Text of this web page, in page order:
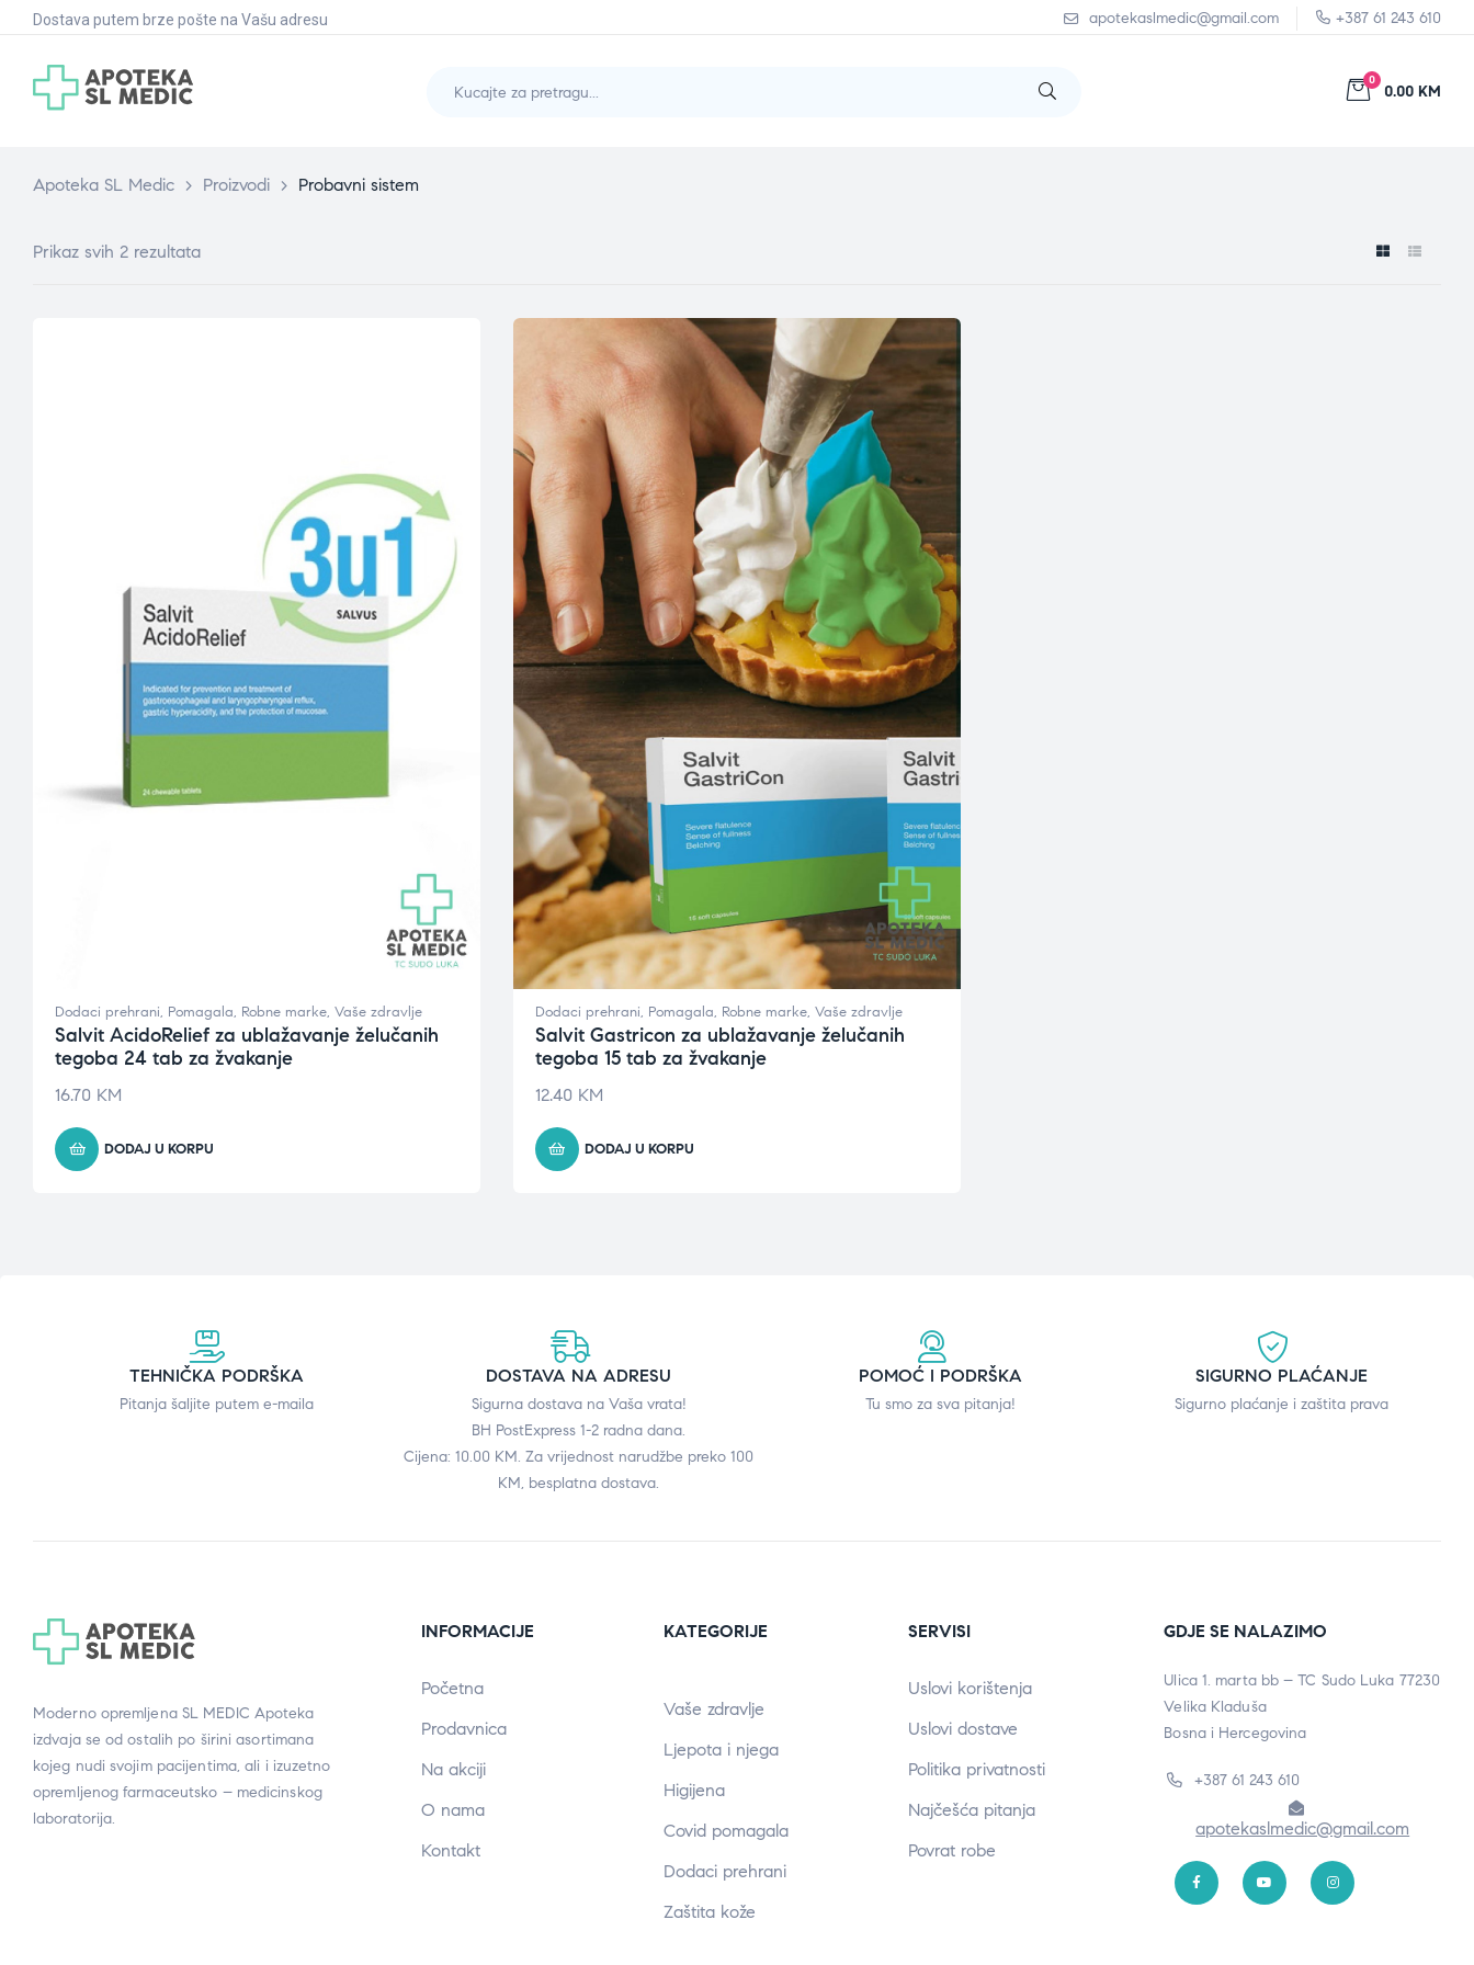
Dostava putem brze pošte na Vašu adresu apotekaslmedic@gmail.com +387 61 243 610
0
0.00 KM
Apoteka SL Medic > Proizvodi > Probavni sistem
Prikaz svih 2 rezultata
Dodaci prehrani, Pomagala, Robne marke, Vaše zdravlje
Salvit AcidoRelief za ublažavanje želučanih
tegoba 24 tab za žvakanje
16.70 KM
DODAJ U KORPU
Dodaci prehrani, Pomagala, Robne marke, Vaše zdravlje
Salvit Gastricon za ublažavanje želučanih
tegoba 15 tab za žvakanje
12.40 KM
DODAJ U KORPU
TEHNIČKA PODRŠKA
Pitanja šaljite putem e-maila
DOSTAVA NA ADRESU
Sigurna dostava na Vaša vrata!
BH PostExpress 1-2 radna dana.
Cijena: 10.00 KM. Za vrijednost narudžbe preko 100
KM, besplatna dostava.
POMOĆ I PODRŠKA
Tu smo za sva pitanja!
SIGURNO PLAĆANJE
Sigurno plaćanje i zaštita prava
Moderno opremljena SL MEDIC Apoteka
izdvaja se od ostalih po širini asortimana
kojeg nudi svojim pacijentima, ali i izuzetno
opremljenog farmaceutsko – medicinskog
laboratorija.
INFORMACIJE
Početna
Prodavnica
Na akciji
O nama
Kontakt
KATEGORIJE
Vaše zdravlje
Ljepota i njega
Higijena
Covid pomagala
Dodaci prehrani
Zaštita kože
SERVISI
Uslovi korištenja
Uslovi dostave
Politika privatnosti
Najčešća pitanja
Povrat robe
GDJE SE NALAZIMO
Ulica 1. marta bb – TC Sudo Luka 77230
Velika Kladuša
Bosna i Hercegovina
+387 61 243 610
apotekaslmedic@gmail.com